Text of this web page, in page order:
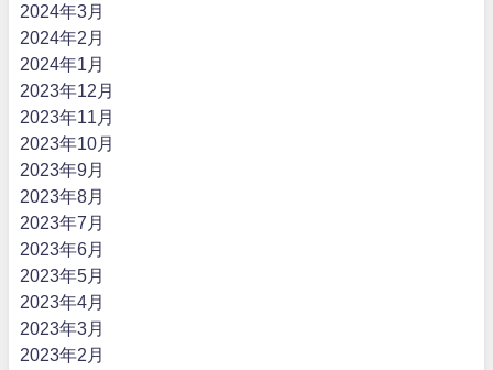
2024年3月
2024年2月
2024年1月
2023年12月
2023年11月
2023年10月
2023年9月
2023年8月
2023年7月
2023年6月
2023年5月
2023年4月
2023年3月
2023年2月